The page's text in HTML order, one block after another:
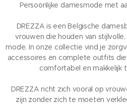
Persoonlijke damesmode met
DREZZA is een Belgische
vrouwen die houden van
mode. In onze collectie vind je
accessoires en complete outfits
comfortabel en makkelijk
DREZZA richt zich vooral op
zijn zonder zich te moeten